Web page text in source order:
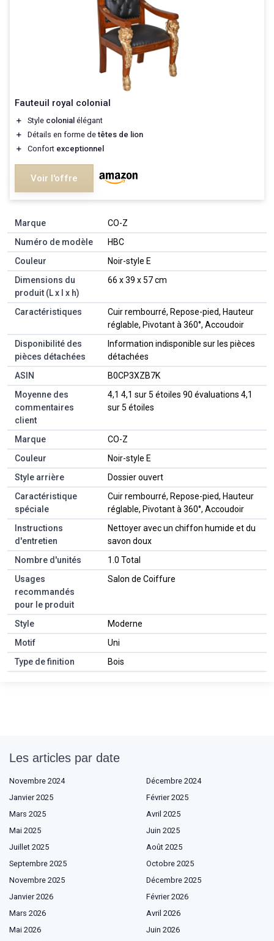
Fauteuil royal colonial
＋ Style colonial élégant
＋
Détails en forme de têtes de lion
＋
Confort exceptionnel
Voir l'offre
Marque
‎CO-Z
Numéro de modèle
‎HBC
Couleur
‎Noir-style E
Dimensions du
produit (L x l x h)
‎66 x 39 x 57 cm
Caractéristiques
‎Cuir rembourré, Repose-pied, Hauteur
réglable, Pivotant à 360°, Accoudoir
Disponibilité des
pièces détachées
‎Information indisponible sur les pièces
détachées
ASIN
B0CP3XZB7K
Moyenne des
commentaires
client
4,1 4,1 sur 5 étoiles 90 évaluations 4,1
sur 5 étoiles
Marque
CO-Z
Couleur
Noir-style E
Style arrière
Dossier ouvert
Caractéristique
spéciale
Cuir rembourré, Repose-pied, Hauteur
réglable, Pivotant à 360°, Accoudoir
Instructions
d'entretien
Nettoyer avec un chiffon humide et du
savon doux
Nombre d'unités
1.0 Total
Usages
recommandés
pour le produit
Salon de Coiffure
Style
Moderne
Motif
Uni
Type de finition
Bois
Les articles par date
Novembre 2024
Décembre 2024
Janvier 2025
Février 2025
Mars 2025
Avril 2025
Mai 2025
Juin 2025
Juillet 2025
Août 2025
Septembre 2025
Octobre 2025
Novembre 2025
Décembre 2025
Janvier 2026
Février 2026
Mars 2026
Avril 2026
Mai 2026
Juin 2026